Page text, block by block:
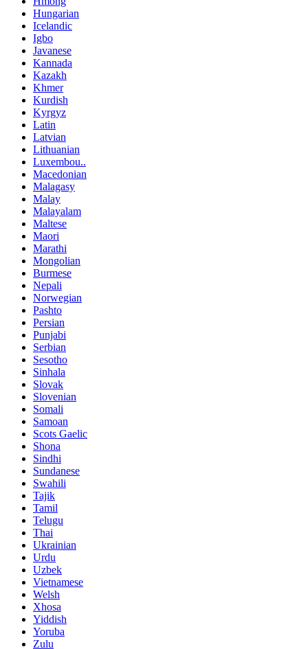
Hungarian
Icelandic
Igbo
Javanese
Kannada
Kazakh
Khmer
Kurdish
Kyrgyz
Latin
Latvian
Lithuanian
Luxembou..
Macedonian
Malagasy
Malay
Malayalam
Maltese
Maori
Marathi
Mongolian
Burmese
Nepali
Norwegian
Pashto
Persian
Punjabi
Serbian
Sesotho
Sinhala
Slovak
Slovenian
Somali
Samoan
Scots Gaelic
Shona
Sindhi
Sundanese
Swahili
Tajik
Tamil
Telugu
Thai
Ukrainian
Urdu
Uzbek
Vietnamese
Welsh
Xhosa
Yiddish
Yoruba
Zulu